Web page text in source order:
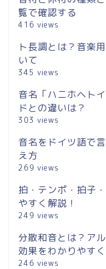
覧で確認する
416 views
ト長調とは？音楽
いて
345 views
音名「ハニホヘト
ドとの違いは？
303 views
音名をドイツ語で
え方
269 views
拍・テンポ・拍子
やすく解説！
249 views
分散和音とは？ア
効果をわかりやすく
246 views